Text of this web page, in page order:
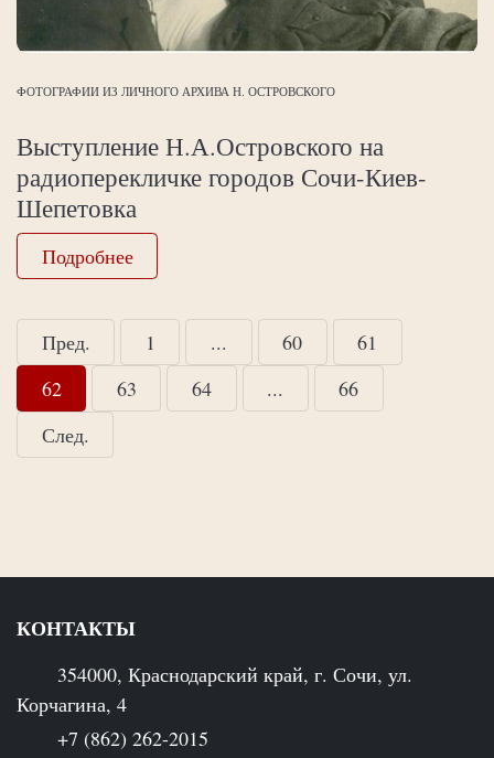
ФОТОГРАФИИ ИЗ ЛИЧНОГО АРХИВА Н. ОСТРОВСКОГО
Выступление Н.А.Островского на
радиоперекличке городов Сочи-Киев-
Шепетовка
Подробнее
Пред. 1 ... 60
61
62
63 64 ...
66
След.
КОНТАКТЫ
354000, Краснодарский край, г. Сочи, ул.
Корчагина, 4
+7 (862) 262-2015